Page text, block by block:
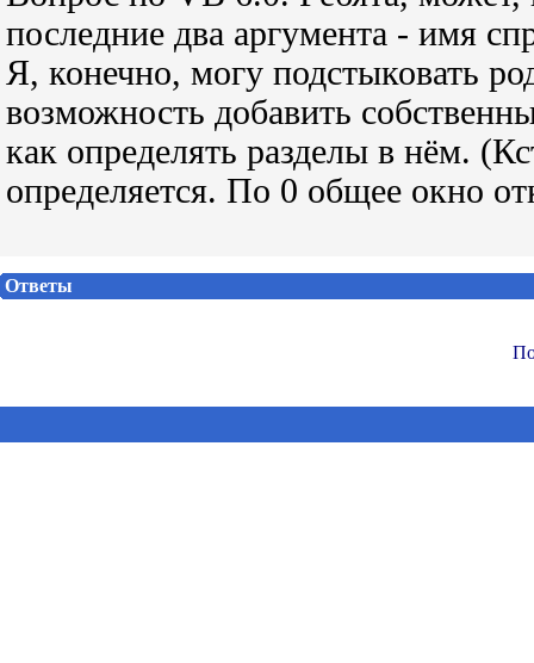
последние два аргумента - имя
Я, конечно, могу подстыковать
возможность добавить
как определять разделы в нём.
определяется. По 0 общее окно
Ответы